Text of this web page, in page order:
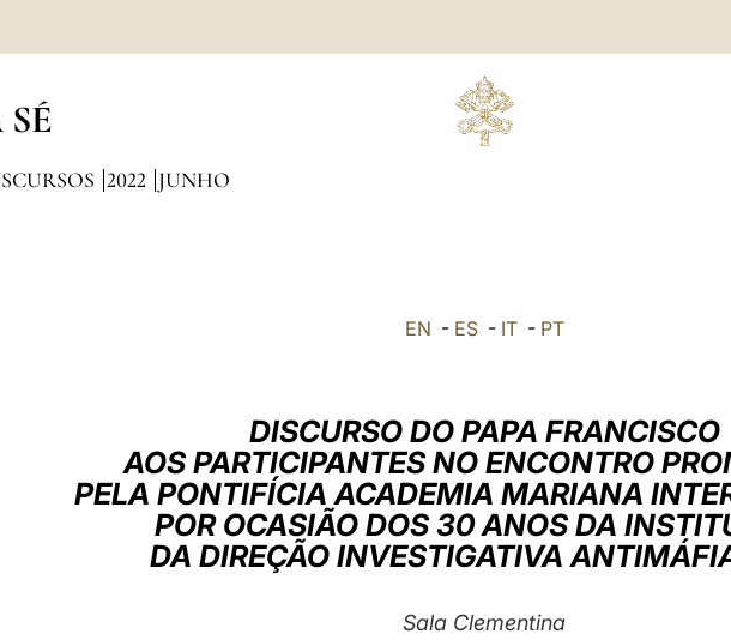
2022 JUNHO
EN - ES- IT- PT
DISCURSO DO PAPA FRANCISCO
AOS PARTICIPANTES NO ENCONTRO
PELA PONTIFÍCIA ACADEMIA MARIANA
POR OCASIÃO DOS 30 ANOS DA
DA DIREÇÃO INVESTIGATIVA
Sala Clementina